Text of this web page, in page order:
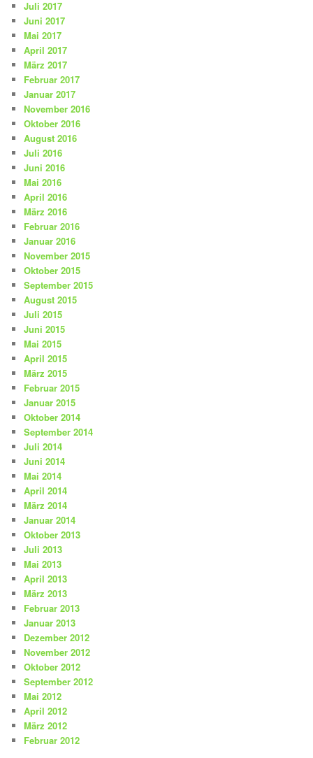
Juli 2017
Juni 2017
Mai 2017
April 2017
März 2017
Februar 2017
Januar 2017
November 2016
Oktober 2016
August 2016
Juli 2016
Juni 2016
Mai 2016
April 2016
März 2016
Februar 2016
Januar 2016
November 2015
Oktober 2015
September 2015
August 2015
Juli 2015
Juni 2015
Mai 2015
April 2015
März 2015
Februar 2015
Januar 2015
Oktober 2014
September 2014
Juli 2014
Juni 2014
Mai 2014
April 2014
März 2014
Januar 2014
Oktober 2013
Juli 2013
Mai 2013
April 2013
März 2013
Februar 2013
Januar 2013
Dezember 2012
November 2012
Oktober 2012
September 2012
Mai 2012
April 2012
März 2012
Februar 2012